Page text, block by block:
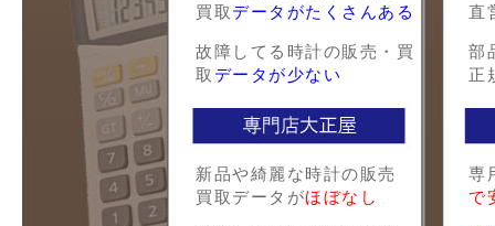
買取 データがたくさんある
故障してる時計の販売・買
取 データが少ない
直
部
正
新品や綺麗な時計の販売
買取データがほぼなし
専
で